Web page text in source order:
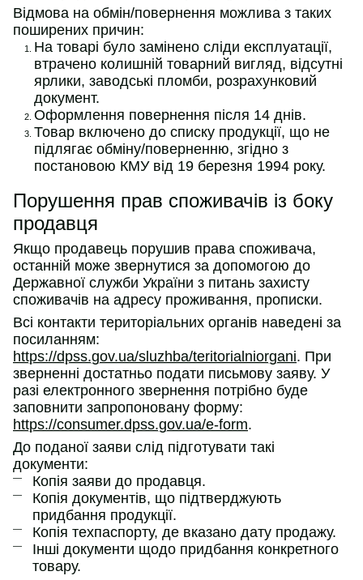
Відмова на обмін/повернення можлива з таких
поширених причин:
На товарі було замінено сліди експлуатації,
втрачено колишній товарний вигляд, відсутні
ярлики, заводські пломби, розрахунковий
документ.
Оформлення повернення після 14 днів.
Товар включено до списку продукції, що не
підлягає обміну/поверненню, згідно з
постановою КМУ від 19 березня 1994 року.
Порушення прав споживачів із боку
продавця
Якщо продавець порушив права споживача,
останній може звернутися за допомогою до
Державної служби України з питань захисту
споживачів на адресу проживання, прописки.
Всі контакти територіальних органів наведені за
посиланням:
https://dpss.gov.ua/sluzhba/teritorialniorgani. При
зверненні достатньо подати письмову заяву. У
разі електронного звернення потрібно буде
заповнити запропоновану форму:
https://consumer.dpss.gov.ua/e-form.
До поданої заяви слід підготувати такі
документи:
Копія заяви до продавця.
Копія документів, що підтверджують
придбання продукції.
Копія техпаспорту, де вказано дату продажу.
Інші документи щодо придбання конкретного
товару.